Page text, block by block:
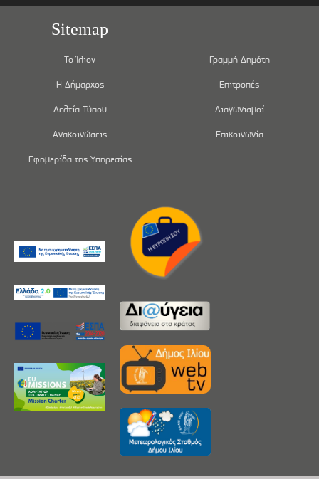
Sitemap
Το Ίλιον
Η Δήμαρχος
Δελτία Τύπου
Ανακοινώσεις
Εφημερίδα της Υπηρεσίας
Γραμμή Δημότη
Επιτροπές
Διαγωνισμοί
Επικοινωνία